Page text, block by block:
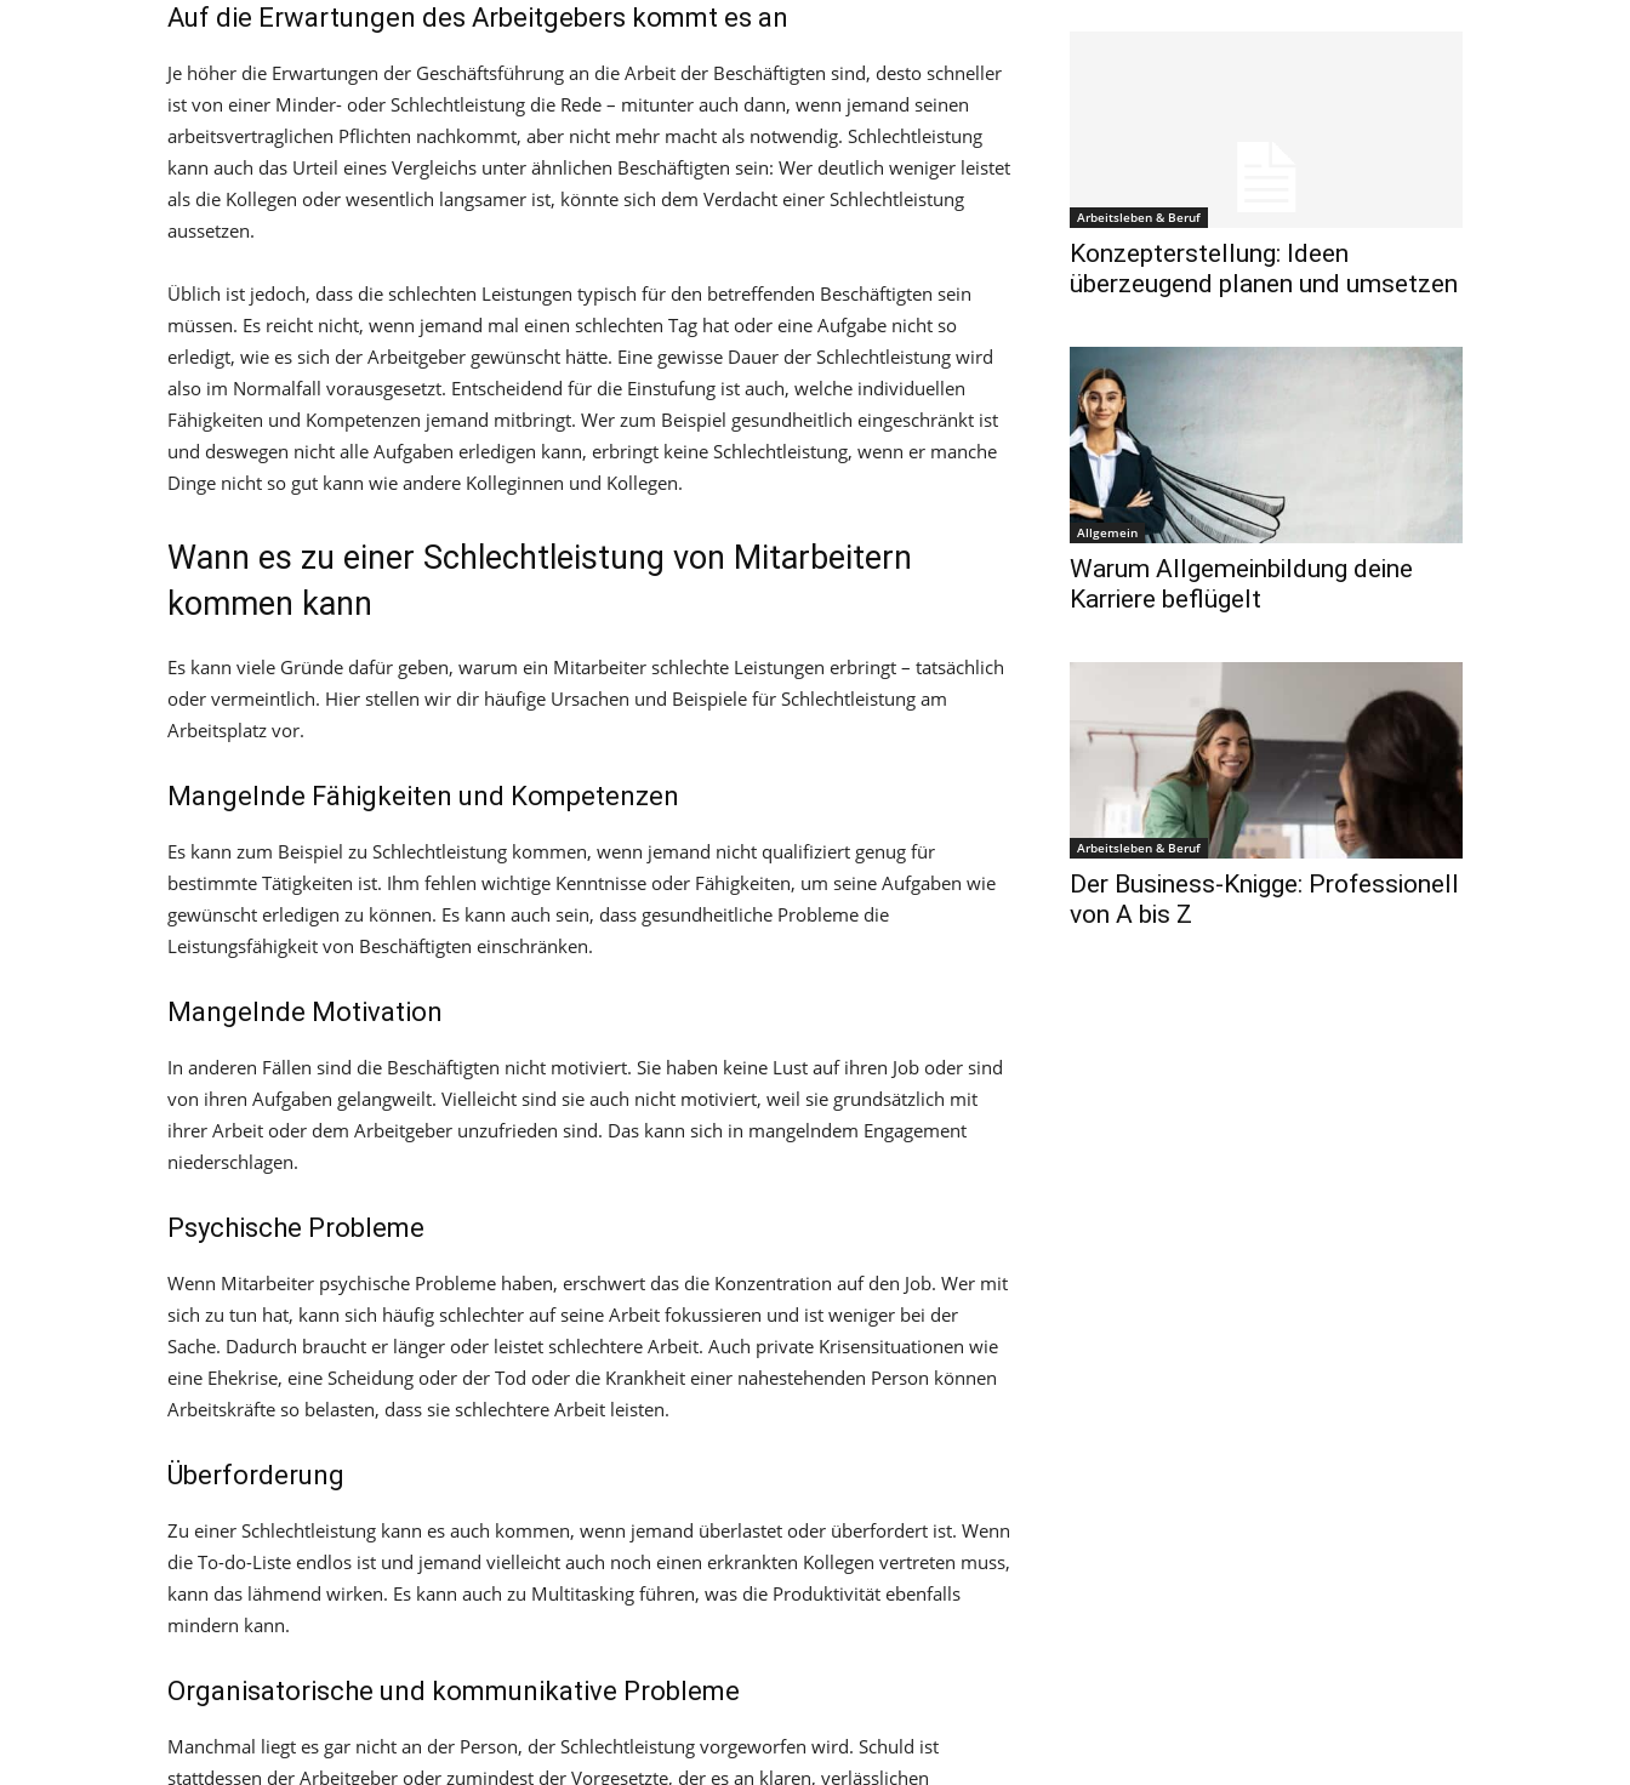
Auf die Erwartungen des Arbeitgebers kommt es an
Je höher die Erwartungen der Geschäftsführung an die Arbeit der Beschäftigten sind, desto schneller
ist von einer Minder- oder Schlechtleistung die Rede – mitunter auch dann, wenn jemand seinen
arbeitsvertraglichen Pflichten nachkommt, aber nicht mehr macht als notwendig. Schlechtleistung
kann auch das Urteil eines Vergleichs unter ähnlichen Beschäftigten sein: Wer deutlich weniger leistet
als die Kollegen oder wesentlich langsamer ist, könnte sich dem Verdacht einer Schlechtleistung
aussetzen.
Üblich ist jedoch, dass die schlechten Leistungen typisch für den betreffenden Beschäftigten sein
müssen. Es reicht nicht, wenn jemand mal einen schlechten Tag hat oder eine Aufgabe nicht so
erledigt, wie es sich der Arbeitgeber gewünscht hätte. Eine gewisse Dauer der Schlechtleistung wird
also im Normalfall vorausgesetzt. Entscheidend für die Einstufung ist auch, welche individuellen
Fähigkeiten und Kompetenzen jemand mitbringt. Wer zum Beispiel gesundheitlich eingeschränkt ist
und deswegen nicht alle Aufgaben erledigen kann, erbringt keine Schlechtleistung, wenn er manche
Dinge nicht so gut kann wie andere Kolleginnen und Kollegen.
Wann es zu einer Schlechtleistung von Mitarbeitern
kommen kann
Es kann viele Gründe dafür geben, warum ein Mitarbeiter schlechte Leistungen erbringt – tatsächlich
oder vermeintlich. Hier stellen wir dir häufige Ursachen und Beispiele für Schlechtleistung am
Arbeitsplatz vor.
Mangelnde Fähigkeiten und Kompetenzen
Es kann zum Beispiel zu Schlechtleistung kommen, wenn jemand nicht qualifiziert genug für
bestimmte Tätigkeiten ist. Ihm fehlen wichtige Kenntnisse oder Fähigkeiten, um seine Aufgaben wie
gewünscht erledigen zu können. Es kann auch sein, dass gesundheitliche Probleme die
Leistungsfähigkeit von Beschäftigten einschränken.
Mangelnde Motivation
In anderen Fällen sind die Beschäftigten nicht motiviert. Sie haben keine Lust auf ihren Job oder sind
von ihren Aufgaben gelangweilt. Vielleicht sind sie auch nicht motiviert, weil sie grundsätzlich mit
ihrer Arbeit oder dem Arbeitgeber unzufrieden sind. Das kann sich in mangelndem Engagement
niederschlagen.
Psychische Probleme
Wenn Mitarbeiter psychische Probleme haben, erschwert das die Konzentration auf den Job. Wer mit
sich zu tun hat, kann sich häufig schlechter auf seine Arbeit fokussieren und ist weniger bei der
Sache. Dadurch braucht er länger oder leistet schlechtere Arbeit. Auch private Krisensituationen wie
eine Ehekrise, eine Scheidung oder der Tod oder die Krankheit einer nahestehenden Person können
Arbeitskräfte so belasten, dass sie schlechtere Arbeit leisten.
Überforderung
Zu einer Schlechtleistung kann es auch kommen, wenn jemand überlastet oder überfordert ist. Wenn
die To-do-Liste endlos ist und jemand vielleicht auch noch einen erkrankten Kollegen vertreten muss,
kann das lähmend wirken. Es kann auch zu Multitasking führen, was die Produktivität ebenfalls
mindern kann.
Organisatorische und kommunikative Probleme
Manchmal liegt es gar nicht an der Person, der Schlechtleistung vorgeworfen wird. Schuld ist
stattdessen der Arbeitgeber oder zumindest der Vorgesetzte, der es an klaren, verlässlichen
Arbeitsleben & Beruf
Konzepterstellung: Ideen
überzeugend planen und umsetzen
Allgemein
Warum Allgemeinbildung deine
Karriere beflügelt
Arbeitsleben & Beruf
Der Business-Knigge: Professionell
von A bis Z